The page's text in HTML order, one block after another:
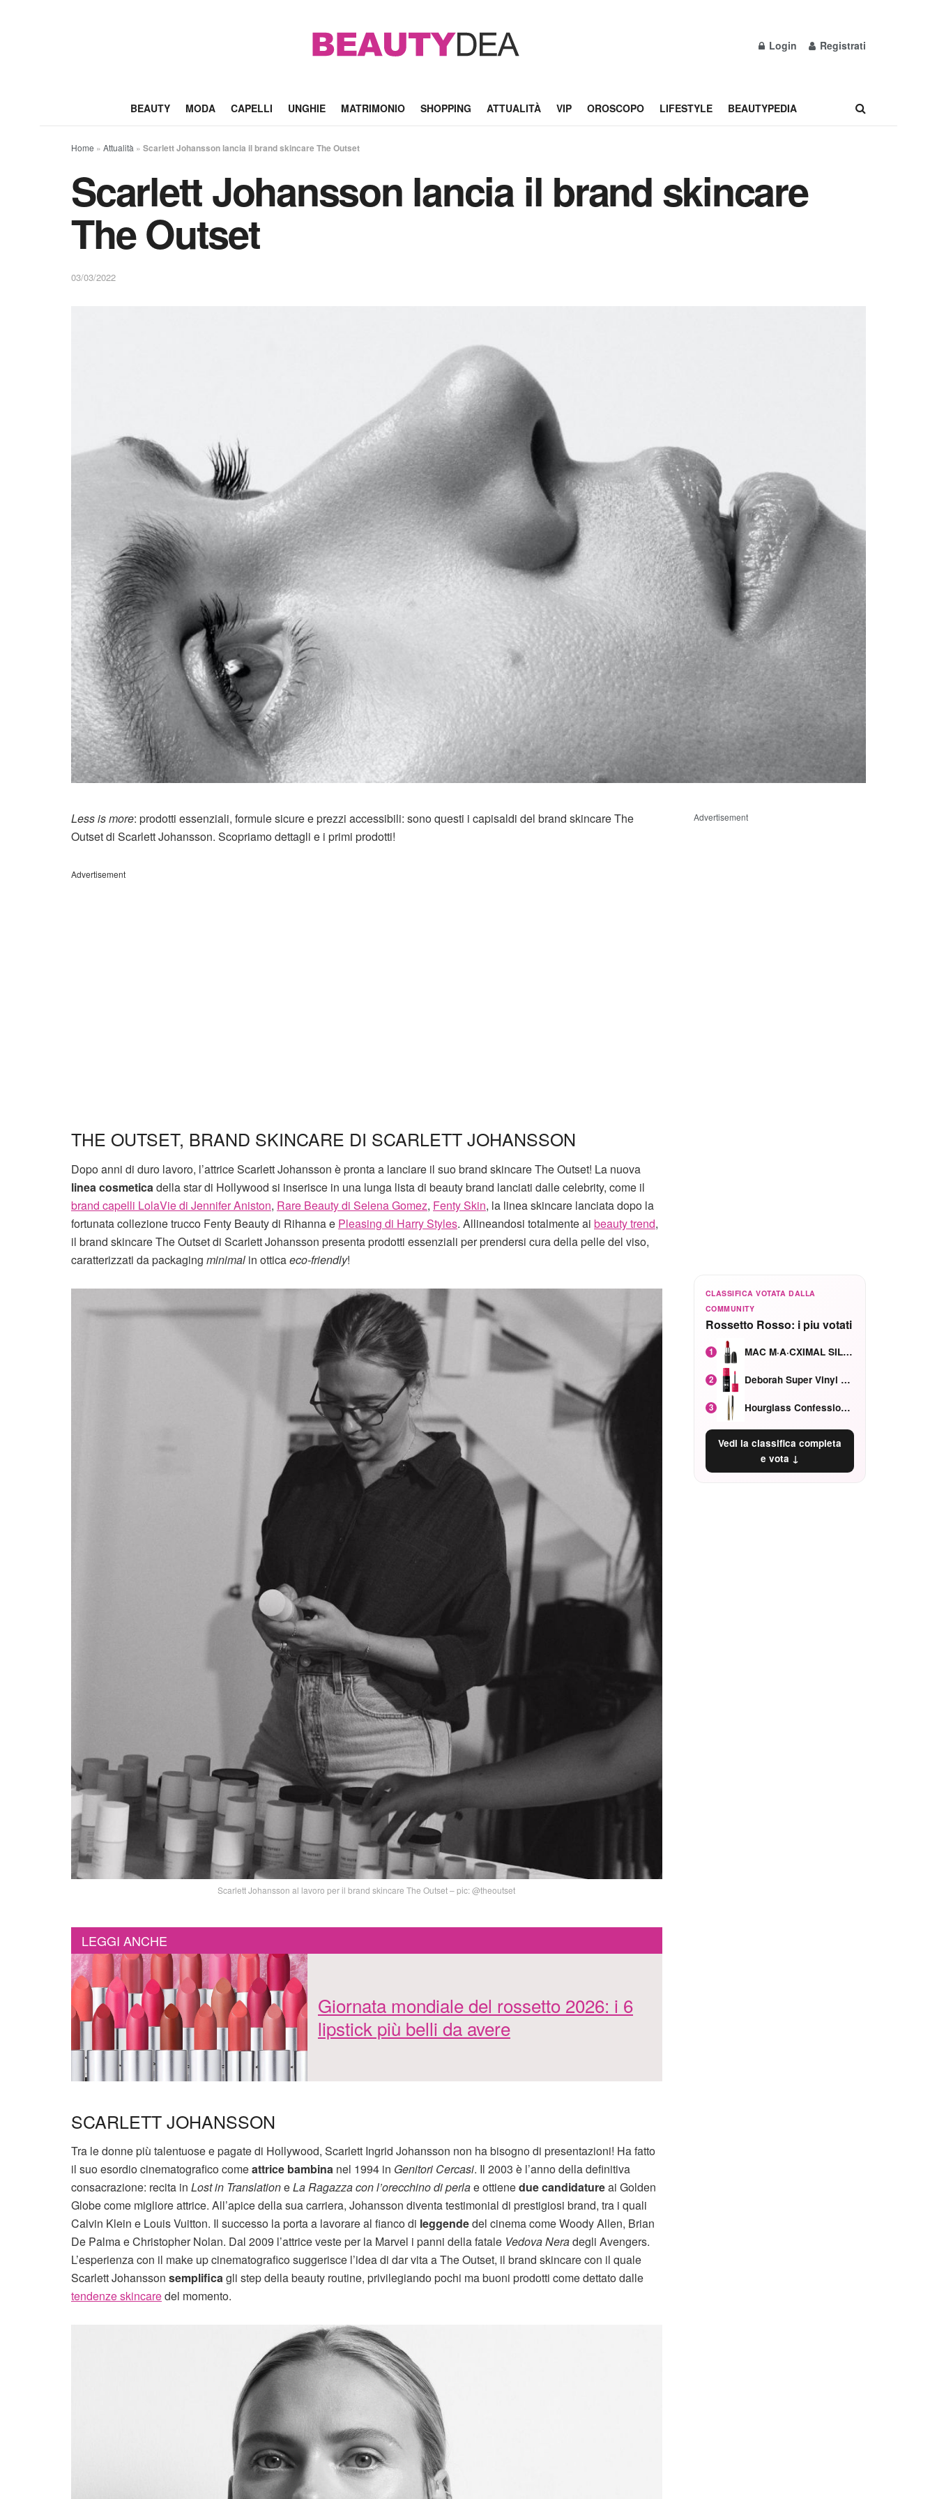
Login Registrati
BEAUTY MODA CAPELLI UNGHIE MATRIMONIO SHOPPING ATTUALITÀ VIP OROSCOPO LIFESTYLE BEAUTYPEDIA
Home » Attualità » Scarlett Johansson lancia il brand skincare The Outset
Scarlett Johansson lancia il brand skincare
The Outset
03/03/2022
Less is more: prodotti essenziali, formule sicure e prezzi accessibili: sono questi i capisaldi del brand skincare The
Outset di Scarlett Johansson. Scopriamo dettagli e i primi prodotti!
Advertisement
THE OUTSET, BRAND SKINCARE DI SCARLETT JOHANSSON
Dopo anni di duro lavoro, l’attrice Scarlett Johansson è pronta a lanciare il suo brand skincare The Outset! La nuova
linea cosmeticadella star di Hollywood si inserisce in una lunga lista di beauty brand lanciati dalle celebrity, come il
brand capelli LolaVie di Jennifer Aniston, Rare Beauty di Selena Gomez, Fenty Skin, la linea skincare lanciata dopo la
fortunata collezione trucco Fenty Beauty di Rihanna e Pleasing di Harry Styles. Allineandosi totalmente ai beauty trend,
il brand skincare The Outset di Scarlett Johansson presenta prodotti essenziali per prendersi cura della pelle del viso,
caratterizzati da packaging minimal in otticaeco-friendly!
Scarlett Johansson al lavoro per il brand skincare The Outset – pic: @theoutset
LEGGI ANCHE
Giornata mondiale del rossetto 2026: i 6
lipstick più belli da avere
SCARLETT JOHANSSON
Tra le donne più talentuose e pagate di Hollywood, Scarlett Ingrid Johansson non ha bisogno di presentazioni! Ha fatto
il suo esordio cinematografico comeattrice bambina nel 1994 in Genitori Cercasi. Il 2003 è l’anno della definitiva
consacrazione: recita in Lost in TranslationeLa Ragazza con l’orecchino di perlae ottienedue candidatureai Golden
Globe come migliore attrice. All’apice della sua carriera, Johansson diventa testimonial di prestigiosi brand, tra i quali
Calvin Klein e Louis Vuitton. Il successo la porta a lavorare al fianco di leggendedel cinema come Woody Allen, Brian
De Palma e Christopher Nolan. Dal 2009 l’attrice veste per la Marvel i panni della fatale Vedova Neradegli Avengers.
L’esperienza con il make up cinematografico suggerisce l’idea di dar vita a The Outset, il brand skincare con il quale
Scarlett Johansson semplificagli step della beauty routine, privilegiando pochi ma buoni prodotti come dettato dalle
tendenze skincaredel momento.
Advertisement
CLASSIFICA VOTATA DALLA
COMMUNITY
Rossetto Rosso: i piu votati
1 MAC M·A·CXIMAL SILKY MATTE Red Rock mat
2 Deborah Super Vinyl Shake Rosa Ciliegia
3 Hourglass Confession Ricaricabile Ultra Preciso Ad Alta Intensità Secretly Classic Red
Vedi la classifica completa
e vota ↓